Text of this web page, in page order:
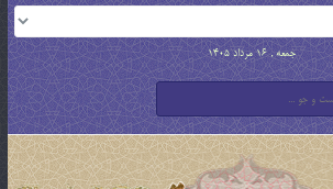
جمعه , 16 مرداد 1405